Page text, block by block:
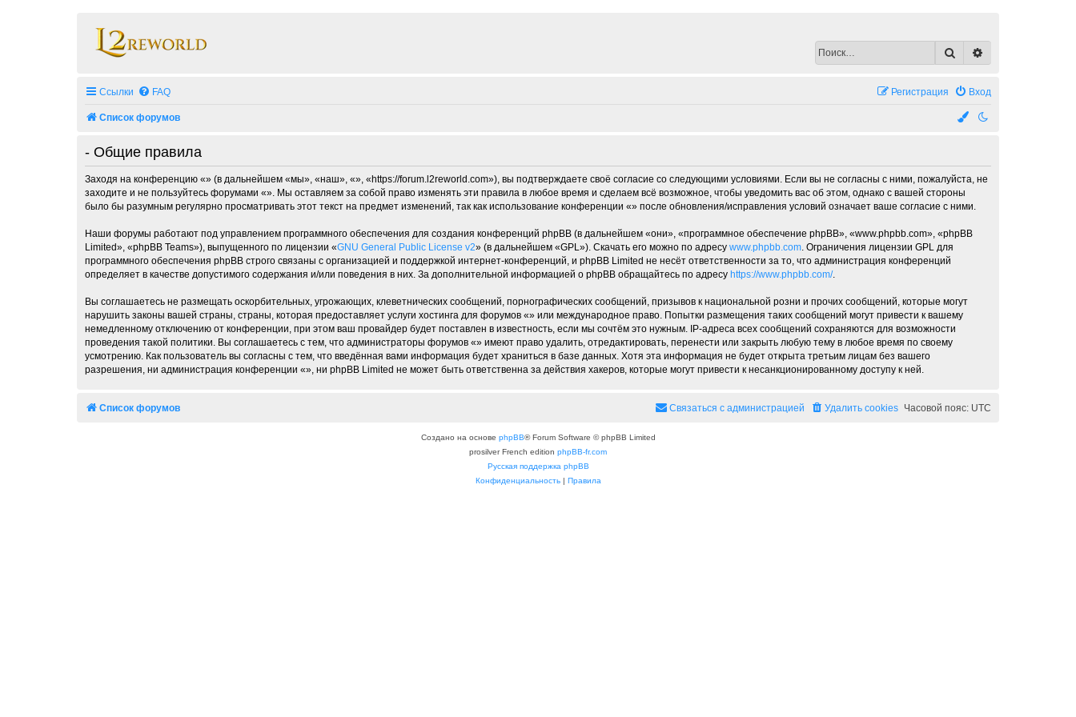
Поиск
Ссылки FAQ Вход
Регистрация
Список форумов
- Общие правила
Заходя на конференцию «» (в дальнейшем «мы», «наш», «», «https://forum.l2reworld.com»), вы подтверждаете своё согласие со следующими условиями. Если вы не согласны с ними, пожалуйста, не
заходите и не пользуйтесь форумами «». Мы оставляем за собой право изменять эти правила в любое время и сделаем всё возможное, чтобы уведомить вас об этом, однако с вашей стороны
было бы разумным регулярно просматривать этот текст на предмет изменений, так как использование конференции «» после обновления/исправления условий означает ваше согласие с ними.
Наши форумы работают под управлением программного обеспечения для создания конференций phpBB (в дальнейшем «они», «программное обеспечение phpBB», «www.phpbb.com», «phpBB
Limited», «phpBB Teams»), выпущенного по лицензии «GNU General Public License v2» (в дальнейшем «GPL»). Скачать его можно по адресу www.phpbb.com. Ограничения лицензии GPL для
программного обеспечения phpBB строго связаны с организацией и поддержкой интернет-конференций, и phpBB Limited не несёт ответственности за то, что администрация конференций
определяет в качестве допустимого содержания и/или поведения в них. За дополнительной информацией о phpBB обращайтесь по адресу https://www.phpbb.com/.
Вы соглашаетесь не размещать оскорбительных, угрожающих, клеветнических сообщений, порнографических сообщений, призывов к национальной розни и прочих сообщений, которые могут
нарушить законы вашей страны, страны, которая предоставляет услуги хостинга для форумов «» или международное право. Попытки размещения таких сообщений могут привести к вашему
немедленному отключению от конференции, при этом ваш провайдер будет поставлен в известность, если мы сочтём это нужным. IP-адреса всех сообщений сохраняются для возможности
проведения такой политики. Вы соглашаетесь с тем, что администраторы форумов «» имеют право удалить, отредактировать, перенести или закрыть любую тему в любое время по своему
усмотрению. Как пользователь вы согласны с тем, что введённая вами информация будет храниться в базе данных. Хотя эта информация не будет открыта третьим лицам без вашего
разрешения, ни администрация конференции «», ни phpBB Limited не может быть ответственна за действия хакеров, которые могут привести к несанкционированному доступу к ней.
Список форумов Часовой пояс: UTC
Удалить cookies
Связаться с администрацией
Создано на основе phpBB® Forum Software © phpBB Limited
prosilver French edition phpBB-fr.com
Русская поддержка phpBB
Конфиденциальность| Правила